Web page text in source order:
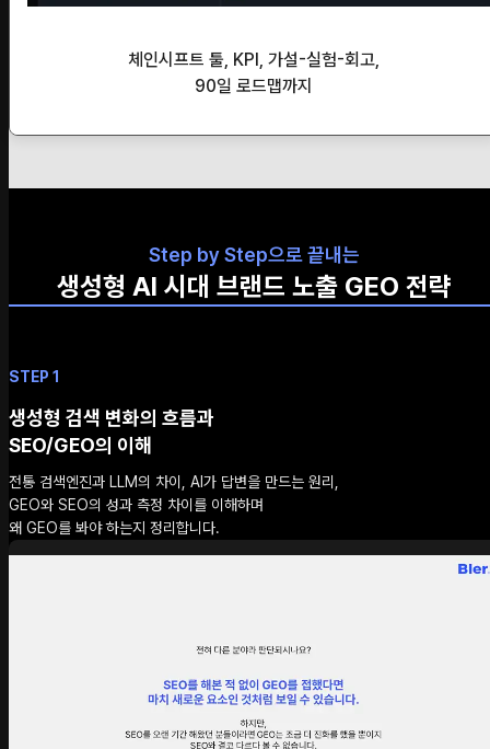
체인시프트 툴, KPI, 가설-실험-회고,
90일 로드맵까지
Step by Step으로 끝내는
생성형 AI 시대 브랜드 노출 GEO 전략
STEP 1
생성형 검색 변화의 흐름과
SEO/GEO의 이해
전통 검색엔진과 LLM의 차이, AI가 답변을 만드는 원리,
GEO와 SEO의 성과 측정 차이를 이해하며
왜 GEO를 봐야 하는지 정리합니다.